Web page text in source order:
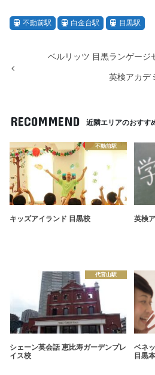
不動前駅 白金台駅 目黒駅
ベルリッツ 目黒ランゲージ
英検アカデ
RECOMMEND 近隣エリアのおすす
不動前駅
キッズアイランド 目黒校 英検
代官山駅
シェーン英会話 恵比寿ガーデンプレ
イス校
ベネ
目黒